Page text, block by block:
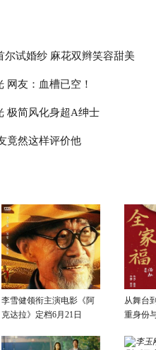
尔试婚纱 麻花双辫笑容甜美
网友：血槽已空！
极简风化身超A绅士
竟然这样评价他
李雪健领衔主演电影《阿
克达拉》定档6月21日
从舞台
重身份